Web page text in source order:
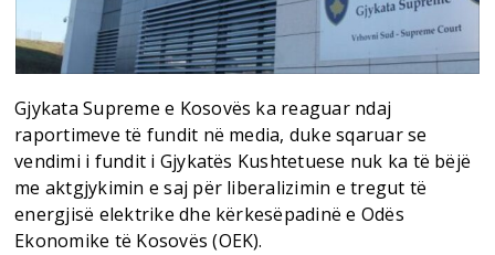
Gjykata Supreme e Kosovës ka reaguar ndaj
raportimeve të fundit në media, duke sqaruar se
vendimi i fundit i Gjykatës Kushtetuese nuk ka të bëjë
me aktgjykimin e saj për liberalizimin e tregut të
energjisë elektrike dhe kërkesëpadinë e Odës
Ekonomike të Kosovës (OEK).